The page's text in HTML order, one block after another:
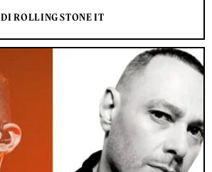
DI ROLLING STONE IT